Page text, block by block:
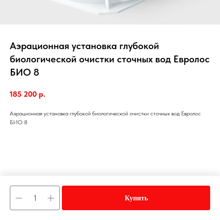
Аэрационная установка глубокой
биологической очистки сточных вод Евролос
БИО 8
185 200 р.
Купить
Аэрационная установка глубокой биологической очистки сточных вод Евролос
БИО 8